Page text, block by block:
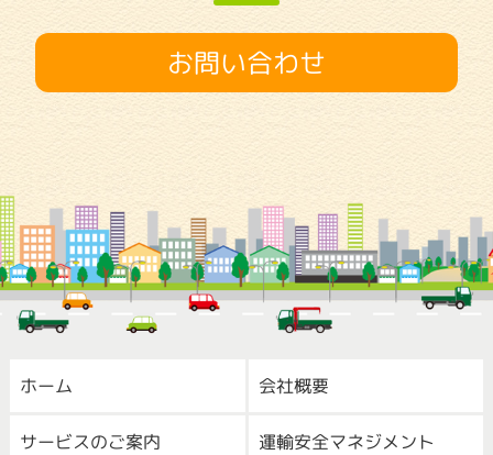
お問い合わせ
ホーム 会社概要
サービスのご案内 運輸安全マネジメント